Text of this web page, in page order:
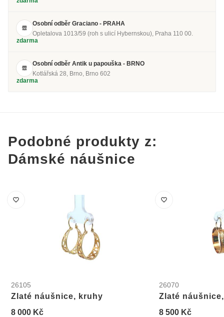
Osobní odběr Graciano - PRAHA
Opletalova 1013/59 (roh s ulicí Hybernskou), Praha 110 00.
zdarma
Osobní odběr Antik u papouška - BRNO
Kotlářská 28, Brno, Brno 602
zdarma
Podobné produkty z:
Dámské náušnice
26105
Zlaté náušnice, kruhy
8 000 Kč
26070
Zlaté
8 500 Kč